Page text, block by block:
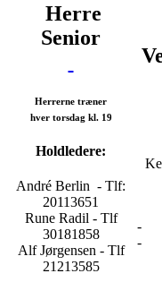
Herre
Senior
Herrerne træner
hver torsdag kl. 19
Holdledere:
André Berlin - Tlf:
20113651
Rune Radil - Tlf
30181858
Alf Jørgensen - Tlf
21213585
-
-